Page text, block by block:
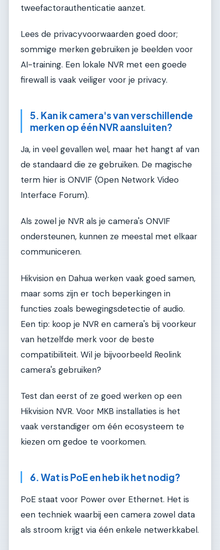
tweefactorauthenticatie aanzet.
Lees de privacyvoorwaarden goed door;
sommige merken gebruiken je beelden voor
AI-training. Een lokale NVR met een goede
firewall is vaak veiliger voor je privacy.
5. Kan ik camera's van verschillende
merken op één NVR aansluiten?
Ja, in veel gevallen wel, maar het hangt af van
de standaard die ze gebruiken. De magische
term hier is ONVIF (Open Network Video
Interface Forum).
Als zowel je NVR als je camera's ONVIF
ondersteunen, kunnen ze meestal met elkaar
communiceren.
Hikvision en Dahua werken vaak goed samen,
maar soms zijn er toch beperkingen in
functies zoals bewegingsdetectie of audio.
Een tip: koop je NVR en camera's bij voorkeur
van hetzelfde merk voor de beste
compatibiliteit. Wil je bijvoorbeeld Reolink
camera's gebruiken?
Test dan eerst of ze goed werken op een
Hikvision NVR. Voor MKB installaties is het
vaak verstandiger om één ecosysteem te
kiezen om gedoe te voorkomen.
6. Wat is PoE en heb ik het nodig?
PoE staat voor Power over Ethernet. Het is
een techniek waarbij een camera zowel data
als stroom krijgt via één enkele netwerkkabel.